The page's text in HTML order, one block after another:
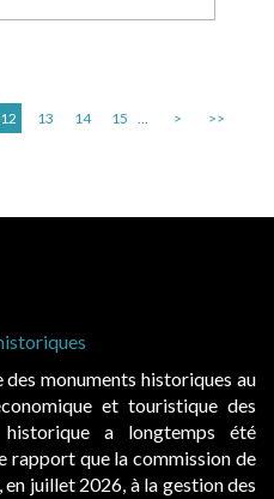
12 13 14 15 ... > >>
: le juge admet des
bains de mer, les
beau sujet domanial.
lieu au paiement
Saisies par des occupants